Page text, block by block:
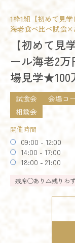
会場コ
お得な
残りわずか
11:00 - 14:00
17:00 - 20:00
残席◯あり △残りわ
模擬挙式 模擬
会場コーディネ
お得なご来館特典
開催時間
09:00 - 12:00
14:00 - 17:00
18:00 - 21:00
残席◯あり
1枠1組【初めて見
海老食べ比べ試食×
【初めて
ール海老2
場見学★100
試食会 会場コ
相談会
開催時間
09:00 - 12:00
14:00 - 17:00
18:00 - 21:00
残席◯あり △残りわ